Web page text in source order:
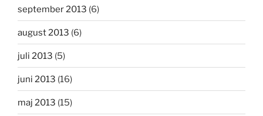
september 2013 (6)
august 2013 (6)
juli 2013 (5)
juni 2013 (16)
maj 2013 (15)